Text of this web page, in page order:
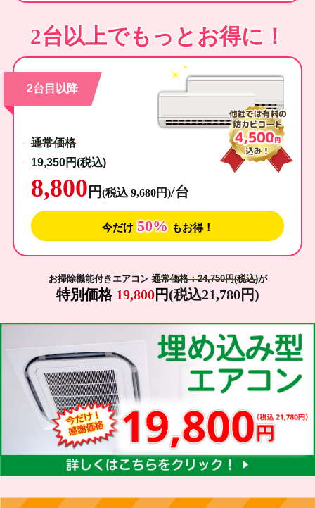
2台以上でもっとお得に！
2台目以降
通常価格
19,350円(税込)
8,800 円(税込 9,680円)/台
今だけ 50% もお得！
お掃除機能付きエアコン通常価格：24,750円(税込)が
特別価格 19,800円(税込21,780円)